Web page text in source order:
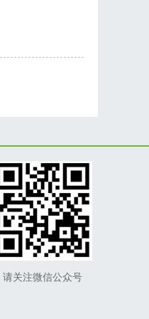
请关注微信公众号